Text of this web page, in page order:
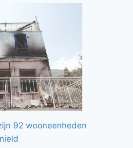
92 wooneenheden